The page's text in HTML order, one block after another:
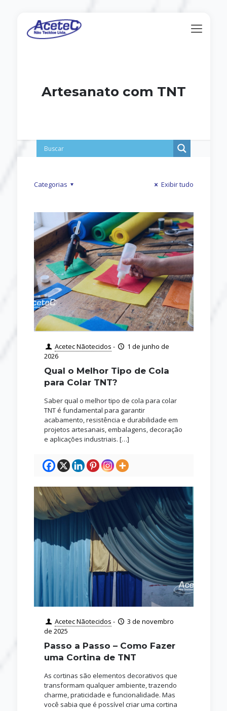
Artesanato com TNT
Categorias Exibir tudo
Acetec Nãotecidos -
1 de junho de
2026
Qual o Melhor Tipo de Cola
para Colar TNT?
Saber qual o melhor tipo de cola para colar
TNT é fundamental para garantir
acabamento, resistência e durabilidade em
projetos artesanais, embalagens, decoração
e aplicações industriais. […]
Acetec Nãotecidos -
3 de novembro
de 2025
Passo a Passo – Como Fazer
uma Cortina de TNT
As cortinas são elementos decorativos que
transformam qualquer ambiente, trazendo
charme, praticidade e funcionalidade. Mas
você sabia que é possível criar uma cortina